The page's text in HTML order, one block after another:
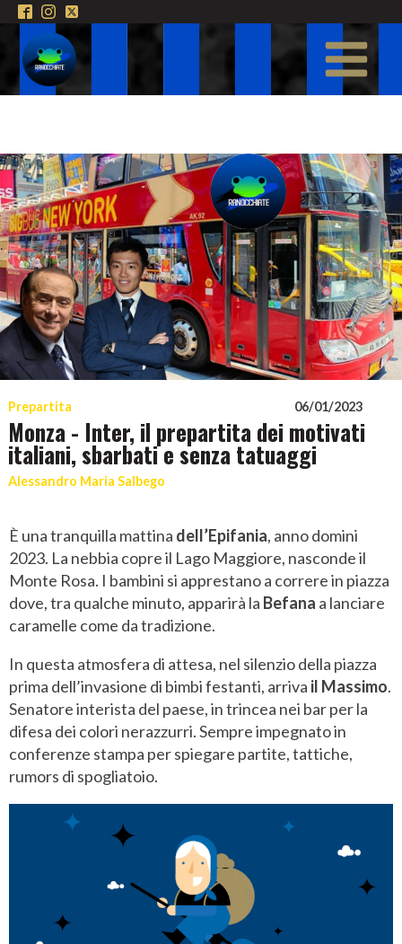
Prepartita 06/01/2023
Monza - Inter, il prepartita dei motivati
italiani, sbarbati e senza tatuaggi
Alessandro Maria Salbego
È una tranquilla mattina dell’Epifania, anno domini
2023. La nebbia copre il Lago Maggiore, nasconde il
Monte Rosa. I bambini si apprestano a correre in piazza
dove, tra qualche minuto, apparirà la Befana a lanciare
caramelle come da tradizione.
In questa atmosfera di attesa, nel silenzio della piazza
prima dell’invasione di bimbi festanti, arriva il Massimo.
Senatore interista del paese, in trincea nei bar per la
difesa dei colori nerazzurri. Sempre impegnato in
conferenze stampa per spiegare partite, tattiche,
rumors di spogliatoio.